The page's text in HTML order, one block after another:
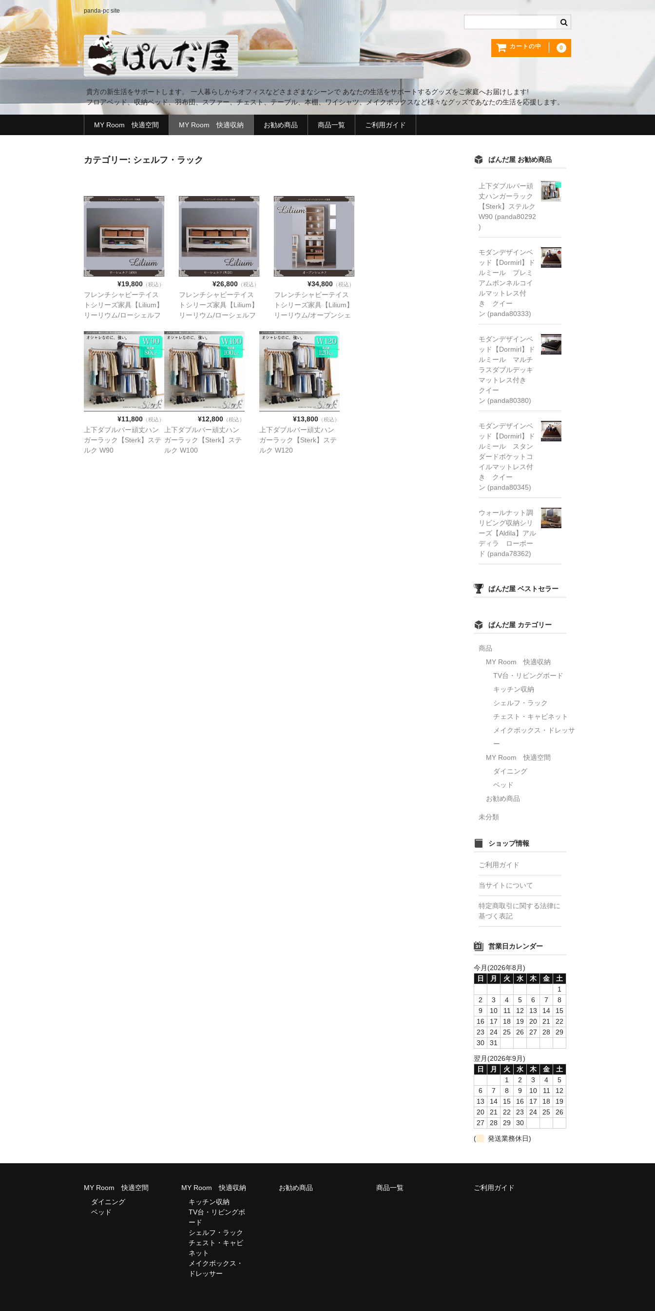
panda-pc site
カートの中 0
貴方の新生活をサポートします。 一人暮らしからオフィスなどさまざまなシーンで あなたの生活をサポートするグッズをご家庭へお届けします!
フロアベッド、収納ベッド、羽布団、スファー、チェスト、テーブル、本棚、ワイシャツ、メイクボックスなど様々なグッズであなたの生活を応援します。
MY Room 快適空間 MY Room 快適収納 お勧め商品 商品一覧 ご利用ガイド
カテゴリー: シェルフ・ラック
¥19,800 （税込）
フレンチシャビーテイス
トシリーズ家具【Lilium】
リーリウム/ローシェルフ
¥26,800 （税込）
フレンチシャビーテイス
トシリーズ家具【Lilium】
リーリウム/ローシェルフ
¥34,800 （税込）
フレンチシャビーテイス
トシリーズ家具【Lilium】
リーリウム/オープンシェ
¥11,800 （税込）
上下ダブルバー頑丈ハン
ガーラック【Sterk】ステ
ルク W90
¥12,800 （税込）
上下ダブルバー頑丈ハン
ガーラック【Sterk】ステ
ルク W100
¥13,800 （税込）
上下ダブルバー頑丈ハン
ガーラック【Sterk】ステ
ルク W120
ぱんだ屋 お勧め商品
上下ダブルバー頑
丈ハンガーラック
【Sterk】ステルク
W90 (panda80292
)
モダンデザインベ
ッド【Dormirl】ド
ルミール プレミ
アムボンネルコイ
ルマットレス付
き クイー
ン (panda80333)
モダンデザインベ
ッド【Dormirl】ド
ルミール マルチ
ラスダブルデッキ
マットレス付き
クイー
ン (panda80380)
モダンデザインベ
ッド【Dormirl】ド
ルミール スタン
ダードポケットコ
イルマットレス付
き クイー
ン (panda80345)
ウォールナット調
リビング収納シリ
ーズ【Aldila】アル
ディラ ローボー
ド (panda78362)
ぱんだ屋 ベストセラー
ぱんだ屋 カテゴリー
商品
MY Room 快適収納
TV台・リビングボード
キッチン収納
シェルフ・ラック
チェスト・キャビネット
メイクボックス・ドレッサ
ー
MY Room 快適空間
ダイニング
ベッド
お勧め商品
未分類
ショップ情報
ご利用ガイド
当サイトについて
特定商取引に関する法律に
基づく表記
営業日カレンダー
今月(2026年8月)
日
月 火 水 木 金
土
1
2
3 4 5 6 7
8
9
10 11 12 13 14
15
16
17 18 19 20 21
22
23
24 25 26 27 28
29
30
31
翌月(2026年9月)
日
月 火 水 木 金
土
1
2 3 4
5
6
7 8 9 10 11
12
13
14 15 16 17 18
19
20
21 22 23 24 25
26
27
28 29
30
(
発送業務休日)
MY Room 快適空間
ダイニング
ベッド
MY Room 快適収納
キッチン収納
TV台・リビングボ
ード
シェルフ・ラック
チェスト・キャビ
ネット
メイクボックス・
ドレッサー
お勧め商品 商品一覧 ご利用ガイド